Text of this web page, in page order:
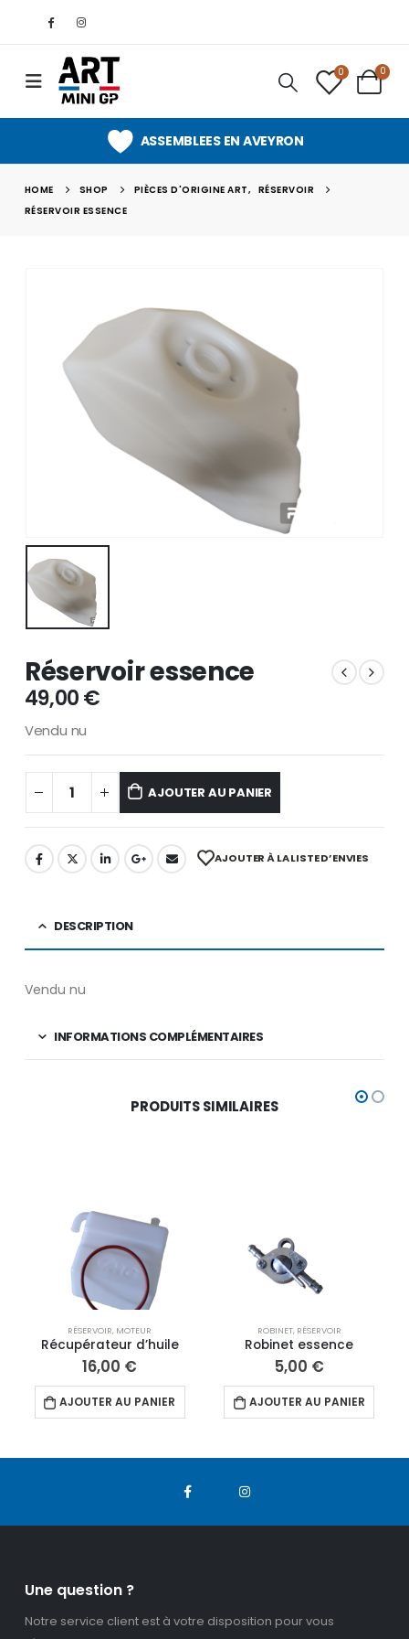
0 0
ASSEMBLEES EN AVEYRON
HOME SHOP PIÈCES D'ORIGINE ART, RÉSERVOIR
RÉSERVOIR ESSENCE
Réservoir essence
49,00€
Vendu nu
AJOUTER AU PANIER
AJOUTER À LA LISTE D’ENVIES
DESCRIPTION
Vendu nu
INFORMATIONS COMPLÉMENTAIRES
PRODUITS SIMILAIRES
RÉSERVOIR, MOTEUR
Récupérateur d’huile
16,00 €
AJOUTER AU PANIER
ROBINET, RÉSERVOIR
Robinet essence
5,00 €
AJOUTER AU PANIER
Une question ?
Notre service client est à votre disposition pour vous